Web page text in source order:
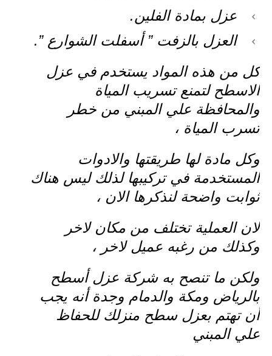
عزل بمادة الفلين.
العزل بالزفت ” أسفلت الشوارع ”.
كل من هذه المواد يستخدم في عزل
الاسطح لتمنع تسريب المياة
والمحافظة علي المبني من خطر
تسرب المياة ،
وكل مادة لها طريقتها والادوات
المستخدمة في تركيبها لذلك ليس هناك
ثوابت واضحة لنذكرها الان ،
لان العملية تختلف من مكان لاخر
وكذلك من رغبه عميل لاخر ،
ولكن ما تنصح به شركة عزل أسطح
بالرياض ومكة والدمام وجدة أنه يجب
أن تهتم بعزل سطح منزلك للحفاظ
علي المبني